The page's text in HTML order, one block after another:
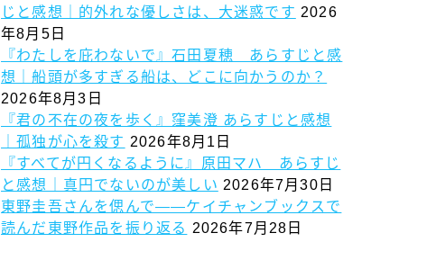
じと感想｜的外れな優しさは、大迷惑です 2026
年8月5日
『わたしを庇わないで』石田夏穂 あらすじと感
想｜船頭が多すぎる船は、どこに向かうのか？
2026年8月3日
『君の不在の夜を歩く』窪美澄 あらすじと感想
｜孤独が心を殺す 2026年8月1日
『すべてが円くなるように』原田マハ あらすじ
と感想｜真円でないのが美しい 2026年7月30日
東野圭吾さんを偲んで——ケイチャンブックスで
読んだ東野作品を振り返る 2026年7月28日